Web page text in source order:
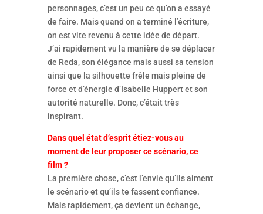
personnages, c’est un peu ce qu’on a essayé
de faire. Mais quand on a terminé l’écriture,
on est vite revenu à cette idée de départ.
J’ai rapidement vu la manière de se déplacer
de Reda, son élégance mais aussi sa tension
ainsi que la silhouette frêle mais pleine de
force et d’énergie d’Isabelle Huppert et son
autorité naturelle. Donc, c’était très
inspirant.
Dans quel état d’esprit étiez-vous au
moment de leur proposer ce scénario, ce
film ?
La première chose, c’est l’envie qu’ils aiment
le scénario et qu’ils te fassent confiance.
Mais rapidement, ça devient un échange,